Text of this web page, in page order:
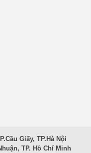
Giấy, TP.Hà Nội
TP. Hồ Chí Minh